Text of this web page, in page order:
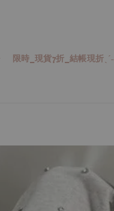
限時_現貨7折_結帳現折ˎˊ˗